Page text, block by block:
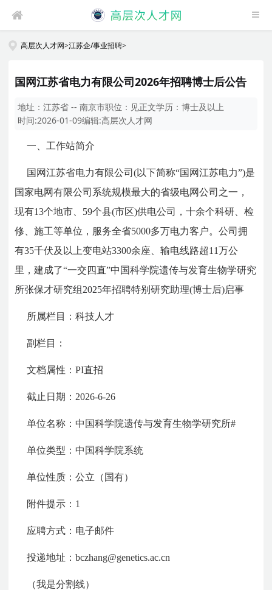
高层次人才网>江苏企/事业招聘>
国网江苏省电力有限公司2026年招聘博士后公告
地址：江苏省 -- 南京市职位： 见正文学历：博士及以上
时间:2026-01-09编辑:高层次人才网
一、工作站简介
国网江苏省电力有限公司(以下简称“国网江苏电力”)是
国家电网有限公司系统规模最大的省级电网公司之一，
现有13个地市、59个县(市区)供电公司，十余个科研、检
修、施工等单位，服务全省5000多万电力客户。公司拥
有35千伏及以上变电站3300余座、输电线路超11万公
里，建成了“一交四直”中国科学院遗传与发育生物学研究
所张保才研究组2025年招聘特别研究助理(博士后)启事
所属栏目：科技人才
副栏目：
文档属性：PI直招
截止日期：2026-6-26
单位名称： 中国科学院遗传与发育生物学研究所#
单位类型：中国科学院系统
单位性质：公立（国有）
附件提示：1
应聘方式：电子邮件
投递地址：bczhang@genetics.ac.cn
（我是分割线）